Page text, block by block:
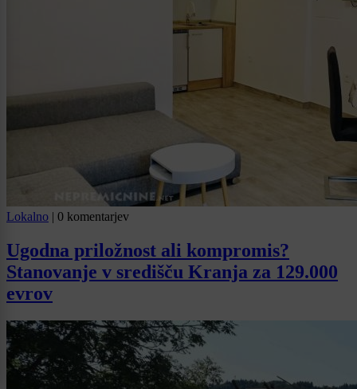
Lokalno | 0 komentarjev
Ugodna priložnost ali kompromis?
Stanovanje v središču Kranja za 129.000
evrov